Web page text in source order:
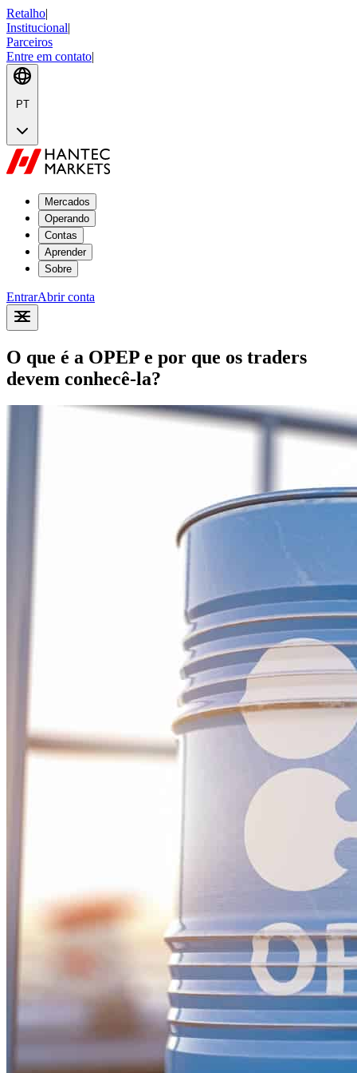
Retalho|
Institucional|
Parceiros
Entre em contato|
PT
Mercados
Operando
Contas
Aprender
Sobre
EntrarAbrir conta
O que é a OPEP e por que os traders
devem conhecê-la?